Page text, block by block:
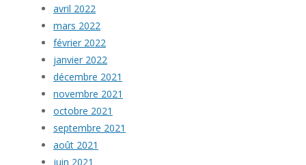
avril 2022
mars 2022
février 2022
janvier 2022
décembre 2021
novembre 2021
octobre 2021
septembre 2021
août 2021
juin 2021